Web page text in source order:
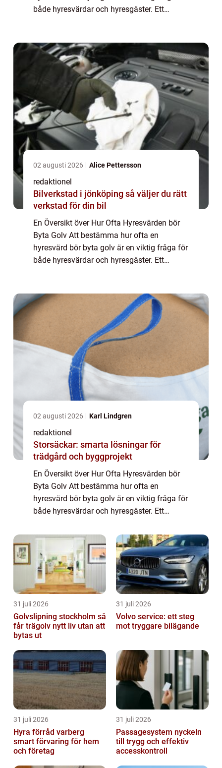
både hyresvärdar och hyresgäster. Ett
h...
02 augusti 2026 Alice Pettersson
redaktionel
Bilverkstad i jönköping så väljer du rätt
verkstad för din bil
En Översikt över Hur Ofta Hyresvärden bör
Byta Golv Att bestämma hur ofta en
hyresvärd bör byta golv är en viktig fråga för
både hyresvärdar och hyresgäster. Ett
h...
02 augusti 2026 Karl Lindgren
redaktionel
Storsäckar: smarta lösningar för
trädgård och byggprojekt
En Översikt över Hur Ofta Hyresvärden bör
Byta Golv Att bestämma hur ofta en
hyresvärd bör byta golv är en viktig fråga för
både hyresvärdar och hyresgäster. Ett
tilltalande utseende till bostaden, utan det
31 juli 2026
Golvslipning stockholm så
får trägolv nytt liv utan att
bytas ut
31 juli 2026
Volvo service: ett steg
mot tryggare bilägande
31 juli 2026
Hyra förråd varberg
smart förvaring för hem
och företag
31 juli 2026
Passagesystem nyckeln
till trygg och effektiv
accesskontroll